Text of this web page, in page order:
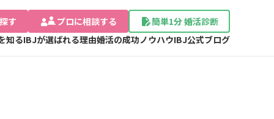
す プロに相談する
簡単1分 婚活診断
知るIBJが選ばれる理由婚活の成功ノウハウIBJ公式ブログ